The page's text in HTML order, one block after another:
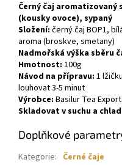
Černý čaj
(kousky ovoce), sypaný
Složení: černý čaj BOP1,
aroma (broskve, smetany)
Nadmořská výška sběru
Hmotnost: 100g
Návod na přípravu: 1
louhovat 3-5 minut
Výrobce: Basilur Tea Export
Skladovat v suchu a
Doplňkové
Kategorie: Černé čaje